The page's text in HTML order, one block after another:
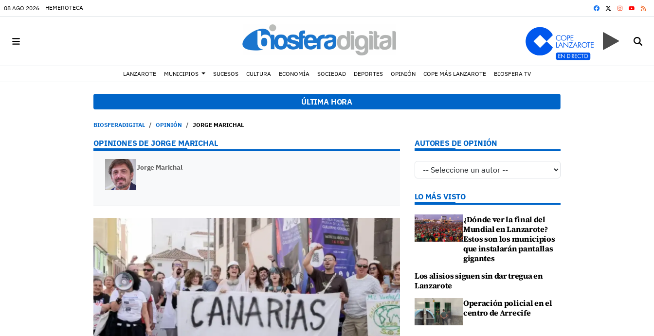
08 AGO 2026 HEMEROTECA FACEBOOK
YOUTUBE
LANZAROTE MUNICIPIOS SUCESOS CULTURA ECONOMÍA SOCIEDAD DEPORTES OPINIÓN COPE MÁS LANZAROTE BIOSFERA TV
ÚLTIMA HORA
BIOSFERADIGITAL OPINIÓN JORGE MARICHAL
OPINIONES DE JORGE MARICHAL
Jorge Marichal
AUTORES DE OPINIÓN
LO MÁS VISTO
¿Dónde ver la final del
Mundial en Lanzarote?
Estos son los municipios
que instalarán pantallas
gigantes
Los alisios siguen sin dar tregua en
Lanzarote
Operación policial en el
centro de Arrecife